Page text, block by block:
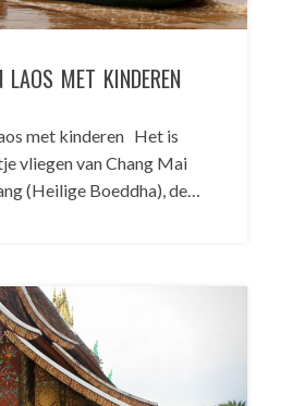
LAOS MET KINDEREN
met kinderen Het is
vliegen van Chang Mai
(Heilige Boeddha), de…